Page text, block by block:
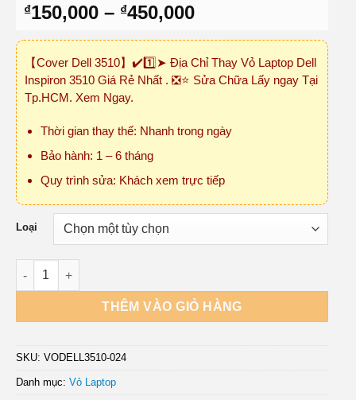
₫150,000 – ₫450,000Khoảng
₫150,000
đến
【Cover Dell 3510】✔️1️⃣➤ Địa Chỉ Thay Vỏ Laptop Dell
Inspiron 3510 Giá Rẻ Nhất . ❎⭐ Sửa Chữa Lấy ngay Tại
Tp.HCM. Xem Ngay.
Thời gian thay thế: Nhanh trong ngày
Bảo hành: 1 – 6 tháng
Quy trình sửa: Khách xem trực tiếp
Loại
Vỏ Laptop Dell Inspiron 3510 số lượng
THÊM VÀO GIỎ HÀNG
SKU: VODELL3510-024
Danh mục: Vỏ Laptop